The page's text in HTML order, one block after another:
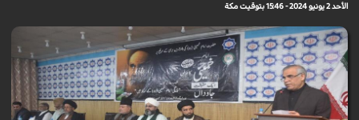
الأحد 2 يونيو 2024 - 15:46 بتوقيت مكة